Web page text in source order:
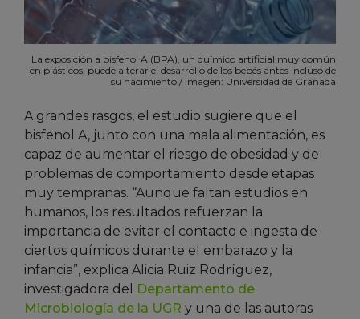
La exposición a bisfenol A (BPA), un químico artificial muy común
en plásticos, puede alterar el desarrollo de los bebés antes incluso de
su nacimiento / Imagen: Universidad de Granada
A grandes rasgos, el estudio sugiere que el
bisfenol A, junto con una mala alimentación, es
capaz de aumentar el riesgo de obesidad y de
problemas de comportamiento desde etapas
muy tempranas. “Aunque faltan estudios en
humanos, los resultados refuerzan la
importancia de evitar el contacto e ingesta de
ciertos químicos durante el embarazo y la
infancia”, explica Alicia Ruiz Rodríguez,
investigadora del
Departamento de
Microbiología de la UGR y una de las autoras